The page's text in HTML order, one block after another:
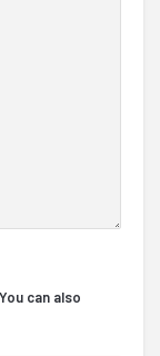
can also